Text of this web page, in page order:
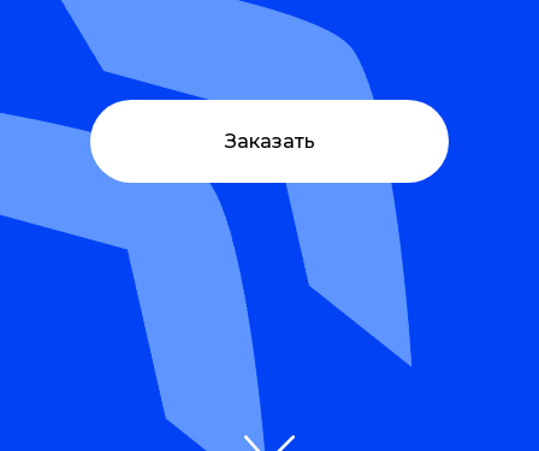
Заказать